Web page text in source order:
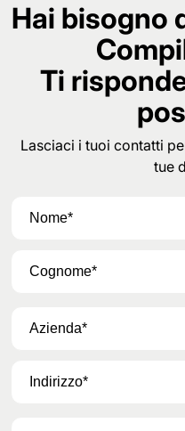
Hai bisogno
Ti
Lasciaci i tuoi contatti
tue